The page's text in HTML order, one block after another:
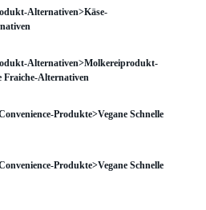
Alternativen>Käse-
Alternativen>Molkereiprodukt-
Fraiche-Alternativen
Produkte>Vegane Schnelle
Produkte>Vegane Schnelle